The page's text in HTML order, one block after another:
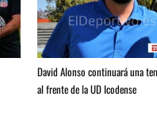
David Alonso continuará una
al frente de la UD Icodense